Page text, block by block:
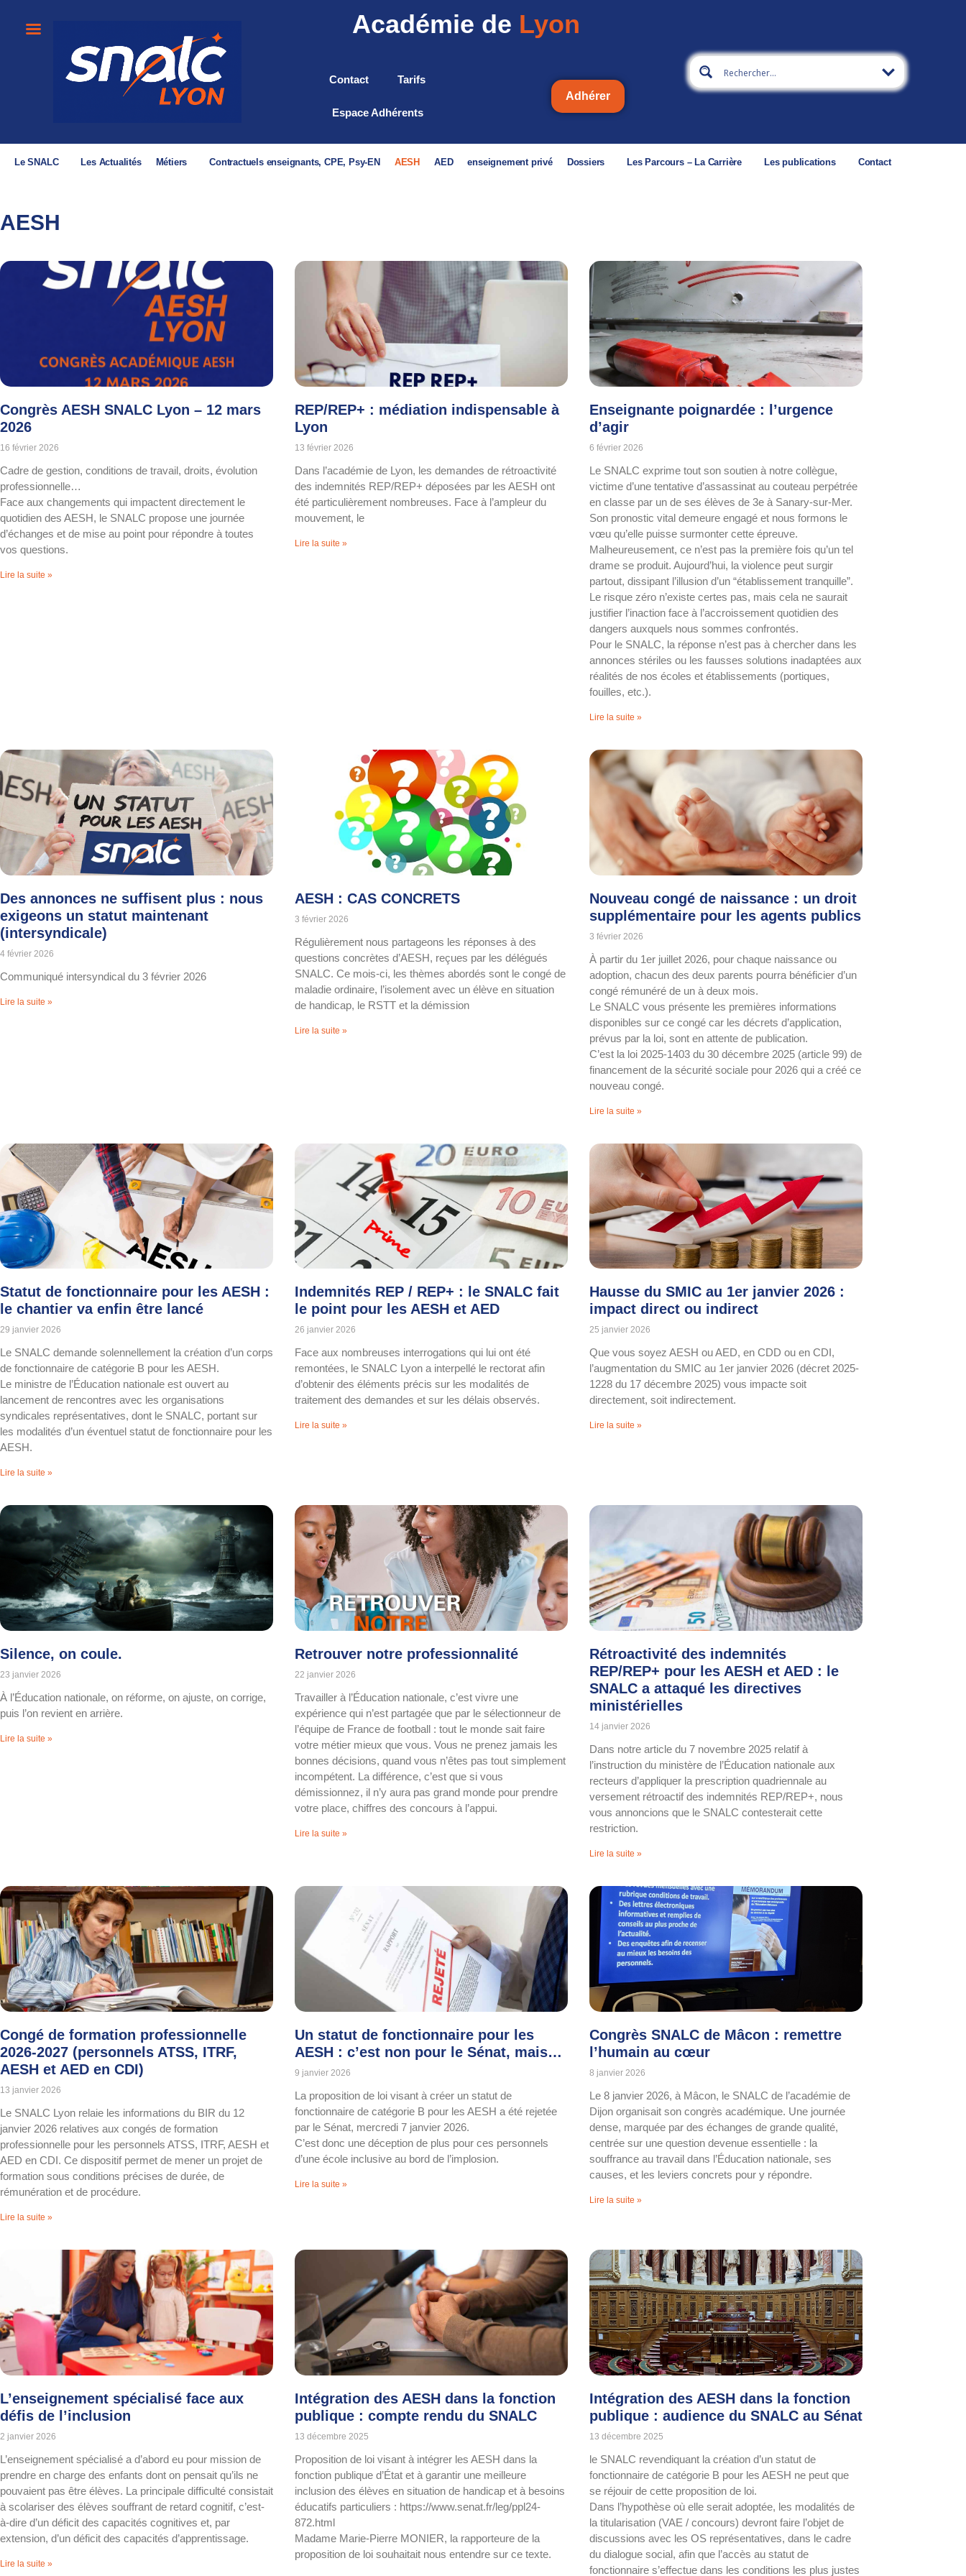
Académie de Lyon
Contact Tarifs
Espace Adhérents
Adhérer
Le SNALC Les Actualités Métiers Contractuels enseignants, CPE, Psy-EN AESH AED enseignement privé Dossiers Les Parcours – La Carrière Les publications Contact
AESH
Congrès AESH SNALC Lyon – 12 mars
2026
16 février 2026
Cadre de gestion, conditions de travail, droits, évolution
professionnelle…
Face aux changements qui impactent directement le
quotidien des AESH, le SNALC propose une journée
d’échanges et de mise au point pour répondre à toutes
vos questions.
Lire la suite »
REP/REP+ : médiation indispensable à
Lyon
13 février 2026
Dans l’académie de Lyon, les demandes de rétroactivité
des indemnités REP/REP+ déposées par les AESH ont
été particulièrement nombreuses. Face à l’ampleur du
mouvement, le
Lire la suite »
Enseignante poignardée : l’urgence
d’agir
6 février 2026
Le SNALC exprime tout son soutien à notre collègue,
victime d’une tentative d’assassinat au couteau perpétrée
en classe par un de ses élèves de 3e à Sanary-sur-Mer.
Son pronostic vital demeure engagé et nous formons le
vœu qu’elle puisse surmonter cette épreuve.
Malheureusement, ce n’est pas la première fois qu’un tel
drame se produit. Aujourd’hui, la violence peut surgir
partout, dissipant l’illusion d’un “établissement tranquille”.
Le risque zéro n’existe certes pas, mais cela ne saurait
justifier l’inaction face à l’accroissement quotidien des
dangers auxquels nous sommes confrontés.
Pour le SNALC, la réponse n’est pas à chercher dans les
annonces stériles ou les fausses solutions inadaptées aux
réalités de nos écoles et établissements (portiques,
fouilles, etc.).
Lire la suite »
Des annonces ne suffisent plus : nous
exigeons un statut maintenant
(intersyndicale)
4 février 2026
Communiqué intersyndical du 3 février 2026
Lire la suite »
AESH : CAS CONCRETS
3 février 2026
Régulièrement nous partageons les réponses à des
questions concrètes d’AESH, reçues par les délégués
SNALC. Ce mois-ci, les thèmes abordés sont le congé de
maladie ordinaire, l’isolement avec un élève en situation
de handicap, le RSTT et la démission
Lire la suite »
Nouveau congé de naissance : un droit
supplémentaire pour les agents publics
3 février 2026
À partir du 1er juillet 2026, pour chaque naissance ou
adoption, chacun des deux parents pourra bénéficier d’un
congé rémunéré de un à deux mois.
Le SNALC vous présente les premières informations
disponibles sur ce congé car les décrets d’application,
prévus par la loi, sont en attente de publication.
C’est la loi 2025-1403 du 30 décembre 2025 (article 99) de
financement de la sécurité sociale pour 2026 qui a créé ce
nouveau congé.
Lire la suite »
Statut de fonctionnaire pour les AESH :
le chantier va enfin être lancé
29 janvier 2026
Le SNALC demande solennellement la création d’un corps
de fonctionnaire de catégorie B pour les AESH.
Le ministre de l’Éducation nationale est ouvert au
lancement de rencontres avec les organisations
syndicales représentatives, dont le SNALC, portant sur
les modalités d’un éventuel statut de fonctionnaire pour les
AESH.
Lire la suite »
Indemnités REP / REP+ : le SNALC fait
le point pour les AESH et AED
26 janvier 2026
Face aux nombreuses interrogations qui lui ont été
remontées, le SNALC Lyon a interpellé le rectorat afin
d’obtenir des éléments précis sur les modalités de
traitement des demandes et sur les délais observés.
Lire la suite »
Hausse du SMIC au 1er janvier 2026 :
impact direct ou indirect
25 janvier 2026
Que vous soyez AESH ou AED, en CDD ou en CDI,
l’augmentation du SMIC au 1er janvier 2026 (décret 2025-
1228 du 17 décembre 2025) vous impacte soit
directement, soit indirectement.
Lire la suite »
Silence, on coule.
23 janvier 2026
À l’Éducation nationale, on réforme, on ajuste, on corrige,
puis l’on revient en arrière.
Lire la suite »
Retrouver notre professionnalité
22 janvier 2026
Travailler à l’Éducation nationale, c’est vivre une
expérience qui n’est partagée que par le sélectionneur de
l’équipe de France de football : tout le monde sait faire
votre métier mieux que vous. Vous ne prenez jamais les
bonnes décisions, quand vous n’êtes pas tout simplement
incompétent. La différence, c’est que si vous
démissionnez, il n’y aura pas grand monde pour prendre
votre place, chiffres des concours à l’appui.
Lire la suite »
Rétroactivité des indemnités
REP/REP+ pour les AESH et AED : le
SNALC a attaqué les directives
ministérielles
14 janvier 2026
Dans notre article du 7 novembre 2025 relatif à
l’instruction du ministère de l’Éducation nationale aux
recteurs d’appliquer la prescription quadriennale au
versement rétroactif des indemnités REP/REP+, nous
vous annoncions que le SNALC contesterait cette
restriction.
Lire la suite »
Congé de formation professionnelle
2026-2027 (personnels ATSS, ITRF,
AESH et AED en CDI)
13 janvier 2026
Le SNALC Lyon relaie les informations du BIR du 12
janvier 2026 relatives aux congés de formation
professionnelle pour les personnels ATSS, ITRF, AESH et
AED en CDI. Ce dispositif permet de mener un projet de
formation sous conditions précises de durée, de
rémunération et de procédure.
Lire la suite »
Un statut de fonctionnaire pour les
AESH : c’est non pour le Sénat, mais…
9 janvier 2026
La proposition de loi visant à créer un statut de
fonctionnaire de catégorie B pour les AESH a été rejetée
par le Sénat, mercredi 7 janvier 2026.
C’est donc une déception de plus pour ces personnels
d’une école inclusive au bord de l’implosion.
Lire la suite »
Congrès SNALC de Mâcon : remettre
l’humain au cœur
8 janvier 2026
Le 8 janvier 2026, à Mâcon, le SNALC de l’académie de
Dijon organisait son congrès académique. Une journée
dense, marquée par des échanges de grande qualité,
centrée sur une question devenue essentielle : la
souffrance au travail dans l’Éducation nationale, ses
causes, et les leviers concrets pour y répondre.
Lire la suite »
L’enseignement spécialisé face aux
défis de l’inclusion
2 janvier 2026
L’enseignement spécialisé a d’abord eu pour mission de
prendre en charge des enfants dont on pensait qu’ils ne
pouvaient pas être élèves. La principale difficulté consistait
à scolariser des élèves souffrant de retard cognitif, c’est-
à-dire d’un déficit des capacités cognitives et, par
extension, d’un déficit des capacités d’apprentissage.
Lire la suite »
Intégration des AESH dans la fonction
publique : compte rendu du SNALC
13 décembre 2025
Proposition de loi visant à intégrer les AESH dans la
fonction publique d’État et à garantir une meilleure
inclusion des élèves en situation de handicap et à besoins
éducatifs particuliers : https://www.senat.fr/leg/ppl24-
872.html
Madame Marie-Pierre MONIER, la rapporteure de la
proposition de loi souhaitait nous entendre sur ce texte.
Intégration des AESH dans la fonction
publique : audience du SNALC au Sénat
13 décembre 2025
le SNALC revendiquant la création d’un statut de
fonctionnaire de catégorie B pour les AESH ne peut que
se réjouir de cette proposition de loi.
Dans l’hypothèse où elle serait adoptée, les modalités de
la titularisation (VAE / concours) devront faire l’objet de
discussions avec les OS représentatives, dans le cadre
du dialogue social, afin que l’accès au statut de
fonctionnaire s’effectue dans les conditions les plus justes